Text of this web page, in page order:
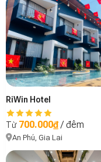
RiWin Hotel
Từ 700.000₫/ đêm
An Phú, Gia Lai